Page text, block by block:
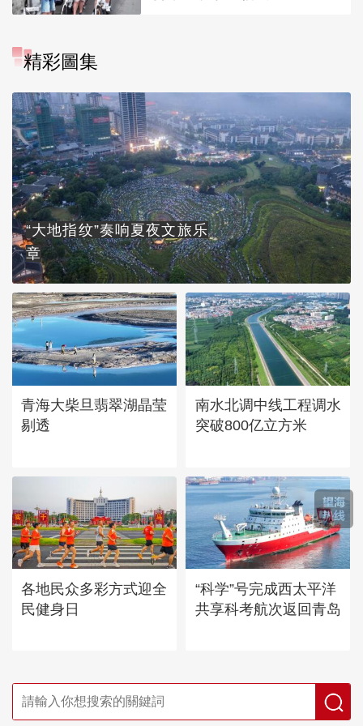
精彩圖集
“大地指纹”奏响夏夜文旅乐
章
青海大柴旦翡翠湖晶莹
剔透
南水北调中线工程调水
突破800亿立方米
各地民众多彩方式迎全
民健身日
“科学”号完成西太平洋
共享科考航次返回青岛